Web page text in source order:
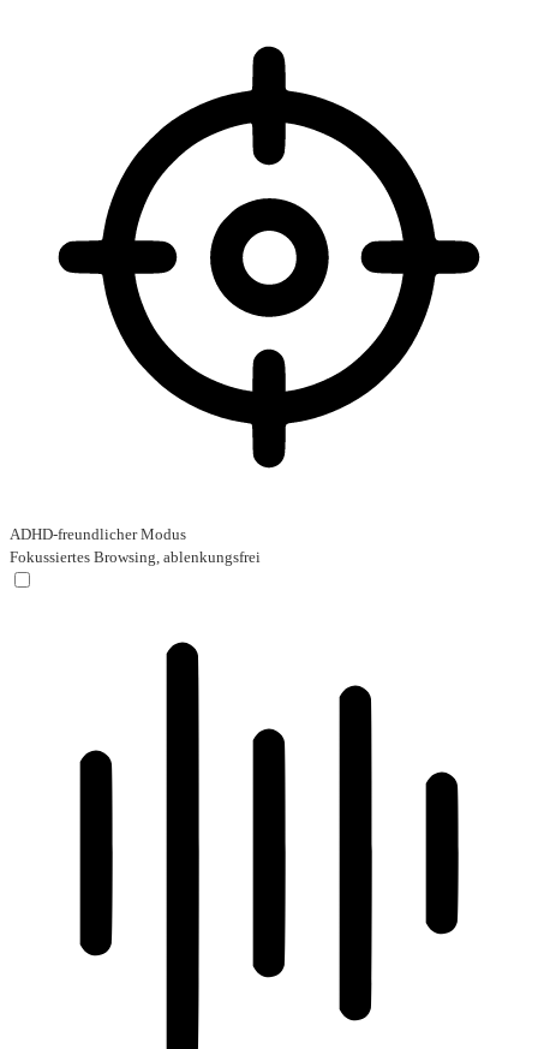
ADHD-freundlicher Modus
Fokussiertes Browsing, ablenkungsfrei